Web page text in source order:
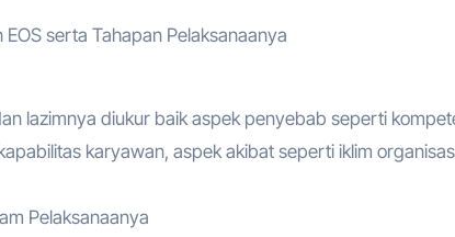
serta Tahapan Pelaksanaanya
lazimnya diukur baik aspek penyebab seperti
karyawan, aspek akibat seperti iklim
Pelaksanaanya